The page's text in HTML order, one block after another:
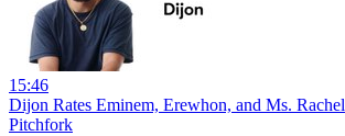
15:46
Dijon Rates Eminem, Erewhon, and Ms. Rachel
Pitchfork